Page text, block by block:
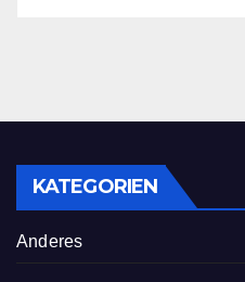
KATEGORIEN
Anderes